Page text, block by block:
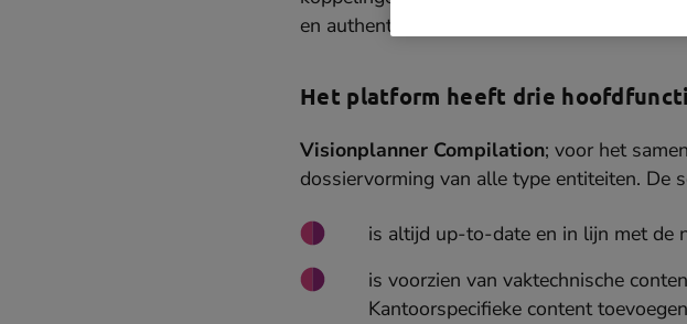
en authenticatietools.
Het platform heeft drie
Visionplanner Compilation; voor het
dossiervorming van alle type entiteiten. De
is altijd up-to-date en in lijn met de
is voorzien van vaktechnische
Kantoorspecifieke content